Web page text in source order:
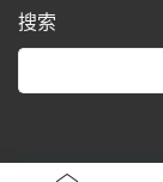
搜索